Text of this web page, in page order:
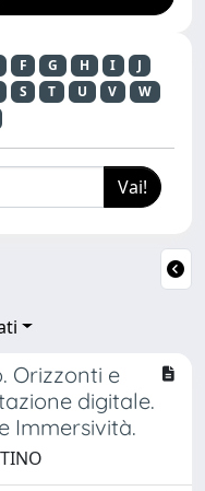
F G H I
J
S T U V
W
Orizzonti e
digitale.
Immersività.